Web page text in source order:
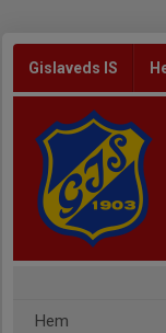
Gislaveds IS
Hem